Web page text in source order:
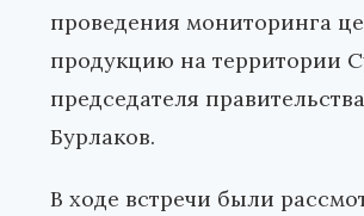
проведения мониторинга
продукцию на территории
председателя
Бурлаков.
В ходе встречи были